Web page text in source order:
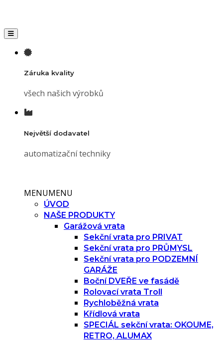
Toggle navigation
Záruka kvality
všech našich výrobků
Největší dodavatel
automatizační techniky
MENUMENU
ÚVOD
NAŠE PRODUKTY
Garážová vrata
Sekční vrata pro PRIVAT
Sekční vrata pro PRŮMYSL
Sekční vrata pro PODZEMNÍ
GARÁŽE
Boční DVEŘE ve fasádě
Rolovací vrata Troll
Rychloběžná vrata
Křídlová vrata
SPECIÁL sekční vrata: OKOUME,
RETRO, ALUMAX